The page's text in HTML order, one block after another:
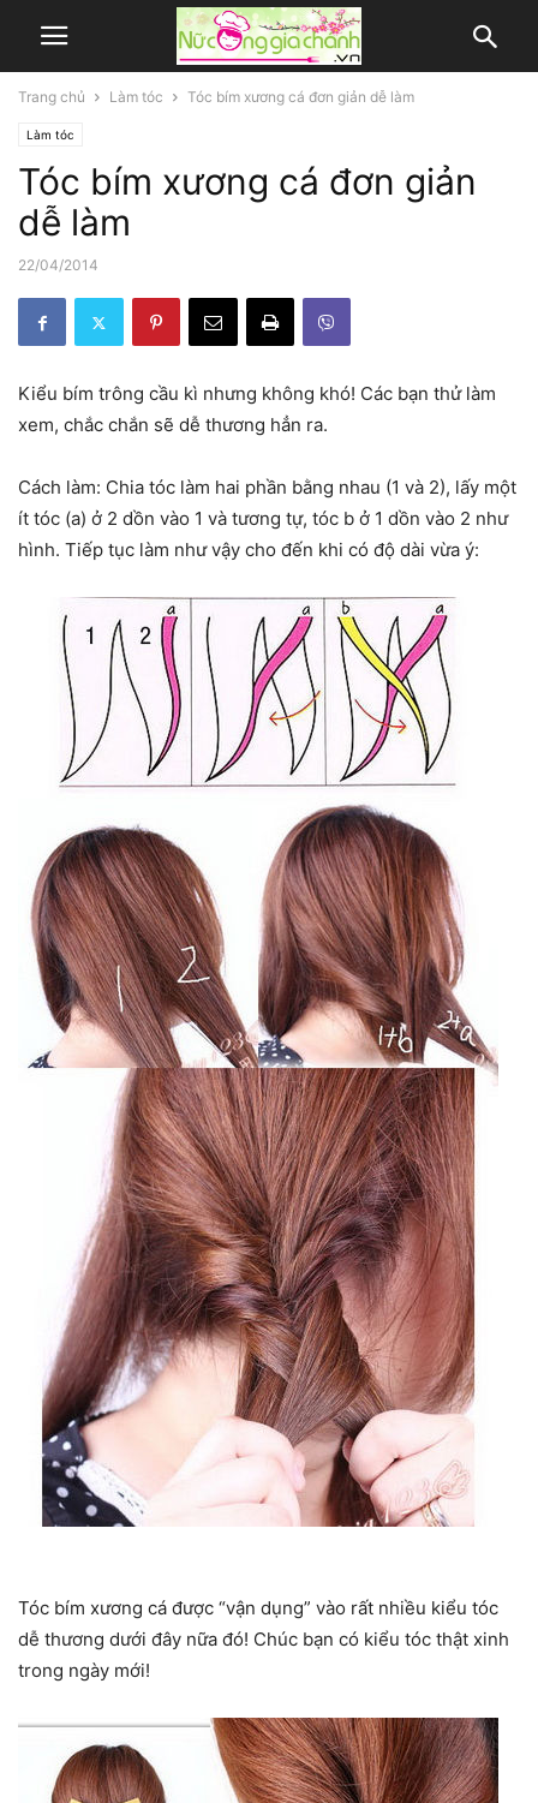
Trang chủ Làm tóc Tóc bím xương cá đơn giản dễ làm
Làm tóc
Tóc bím xương cá đơn giản
dễ làm
22/04/2014
Kiểu bím trông cầu kì nhưng không khó! Các bạn thử làm
xem, chắc chắn sẽ dễ thương hẳn ra.
Cách làm: Chia tóc làm hai phần bằng nhau (1 và 2), lấy một
ít tóc (a) ở 2 dồn vào 1 và tương tự, tóc b ở 1 dồn vào 2 như
hình. Tiếp tục làm như vậy cho đến khi có độ dài vừa ý:
Tóc bím xương cá được “vận dụng” vào rất nhiều kiểu tóc
dễ thương dưới đây nữa đó! Chúc bạn có kiểu tóc thật xinh
trong ngày mới!